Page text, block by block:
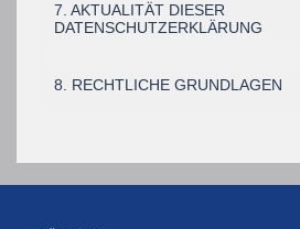
7. AKTUALITÄT DIESER
DATENSCHUTZERKLÄRUNG
8. RECHTLICHE GRUNDLAGEN